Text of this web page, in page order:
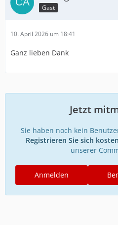
Gast
10. April 2026 um 18:41
Ganz lieben Dank
Jetzt
Sie haben noch kein
Registrieren Sie sich
unserer
Anmelden